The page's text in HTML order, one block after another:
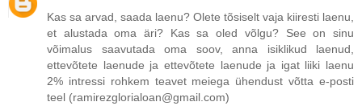
Kas sa arvad, saada laenu? Olete tõsiselt vaja kiiresti laenu,
et alustada oma äri? Kas sa oled võlgu? See on sinu
võimalus saavutada oma soov, anna isiklikud laenud,
ettevõtete laenude ja ettevõtete laenude ja igat liiki laenu
2% intressi rohkem teavet meiega ühendust võtta e-posti
teel (ramirezglorialoan@gmail.com)